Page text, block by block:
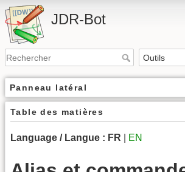
JDR-Bot
Panneau latéral
Table des matières
Language / Langue : FR EN